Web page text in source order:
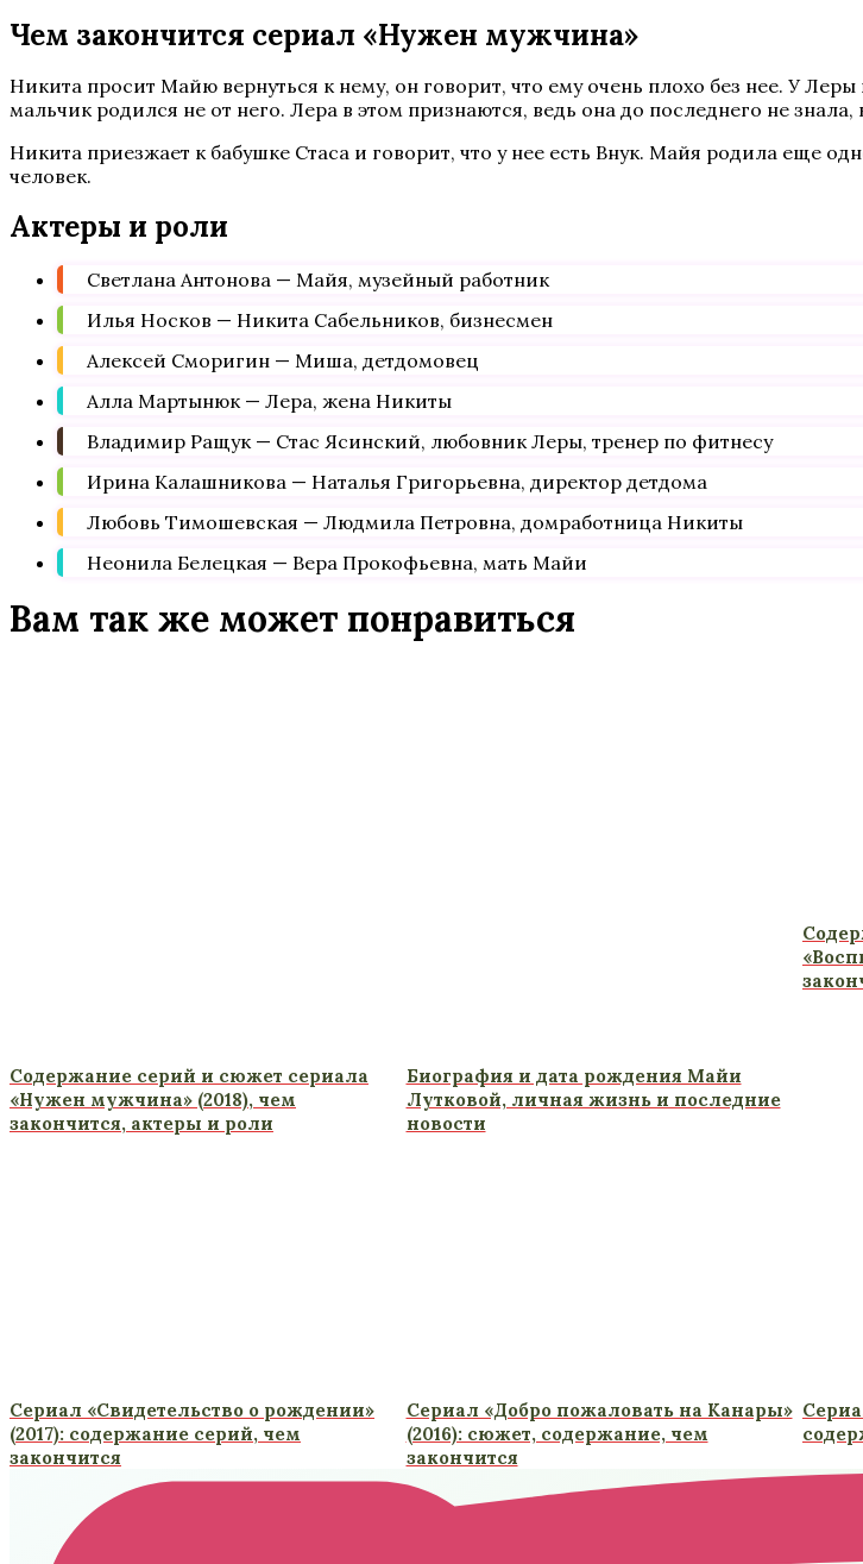
Чем закончится сериал «Нужен мужчина»
Никита просит Майю вернуться к нему, он говорит, что ему очень плохо без нее. У
мальчик родился не от него. Лера в этом признаются, ведь она до последнего не
Никита приезжает к бабушке Стаса и говорит, что у нее есть Внук. Майя родила еще
человек.
Актеры и роли
Светлана Антонова — Майя, музейный работник
Илья Носков — Никита Сабельников, бизнесмен
Алексей Сморигин — Миша, детдомовец
Алла Мартынюк — Лера, жена Никиты
Владимир Ращук — Стас Ясинский, любовник Леры, тренер по фитнесу
Ирина Калашникова — Наталья Григорьевна, директор детдома
Любовь Тимошевская — Людмила Петровна, домработница Никиты
Неонила Белецкая — Вера Прокофьевна, мать Майи
Вам так же может понравиться
Содержание серий и сюжет сериала
«Нужен мужчина» (2018), чем
закончится, актеры и роли
Биография и дата рождения Майи
Лутковой, личная жизнь и последние
новости
Сериал «Свидетельство о рождении»
(2017): содержание серий, чем
закончится
Сериал «Добро пожаловать на Канары»
(2016): сюжет, содержание, чем
закончится